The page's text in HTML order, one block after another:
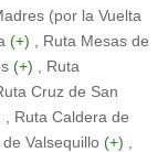
(por la Vuelta
(+) , Ruta Mesas de
(+) , Ruta
Cruz de San
, Ruta Caldera de
Valsequillo (+)